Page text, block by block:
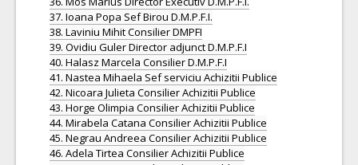
37. Ioana Popa Sef Birou D.M.P.F.I.
38. Laviniu Mihit Consilier DMPFI
39. Ovidiu Guler Director adjunct D.M.P.F.I
40. Halasz Marcela Consilier D.M.P.F.I
41. Nastea Mihaela Sef serviciu Achizitii Publice
42. Nicoara Julieta Consilier Achizitii Publice
43. Horge Olimpia Consilier Achizitii Publice
44. Mirabela Catana Consilier Achizitii Publice
45. Negrau Andreea Consilier Achizitii Publice
46. Adela Tirtea Consilier Achizitii Publice